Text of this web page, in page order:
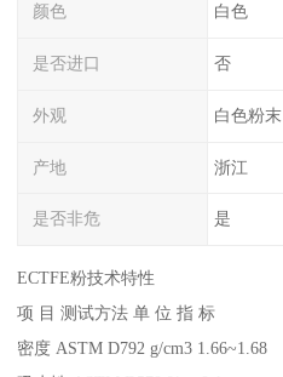
颜色 白色
是否进口 否
外观 白色粉末
产地 浙江
是否非危 是
ECTFE粉技术特性
项 目 测试方法 单 位 指 标
密度 ASTM D792 g/cm3 1.66~1.68